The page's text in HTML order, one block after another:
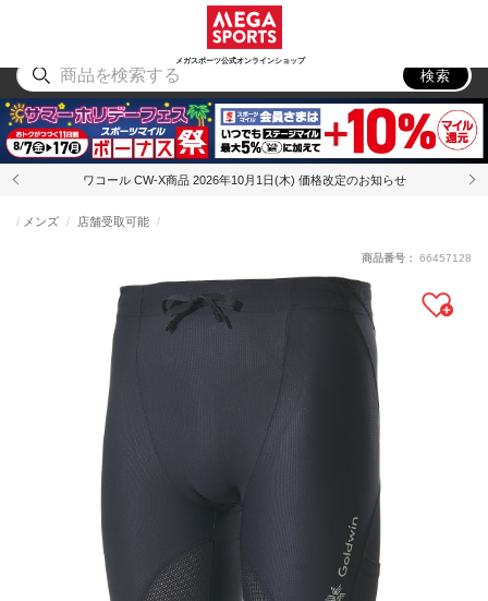
メガスポーツ公式オンラインショップ
アウトドア
検索
ワコール CW-X商品 2026年10月1日(木) 価格改定のお知らせ
メンズ 店舗受取可能
商品番号： 66457128